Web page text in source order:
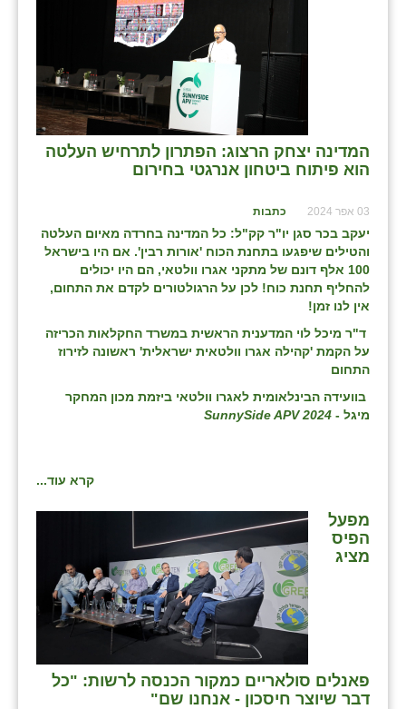
המדינה יצחק הרצוג: הפתרון לתרחיש העלטה
הוא פיתוח ביטחון אנרגטי בחירום
03 אפר 2024 כתבות
יעקב בכר סגן יו"ר קק"ל: כל המדינה בחרדה מאיום העלטה
והטילים שיפגעו בתחנת הכוח 'אורות רבין'. אם היו בישראל
100 אלף דונם של מתקני אגרו וולטאי, הם היו יכולים
להחליף תחנת כוח! לכן על הרגולטורים לקדם את התחום,
אין לנו זמן!
ד"ר מיכל לוי המדענית הראשית במשרד החקלאות הכריזה
על הקמת 'קהילה אגרו וולטאית ישראלית' ראשונה לזירוז
התחום
בוועידה הבינלאומית לאגרו וולטאי ביזמת מכון המחקר
מיגל - SunnySide APV 2024
קרא עוד...
מפעל
הפיס
מציג
פאנלים סולאריים כמקור הכנסה לרשות: "כל
דבר שיוצר חיסכון - אנחנו שם"